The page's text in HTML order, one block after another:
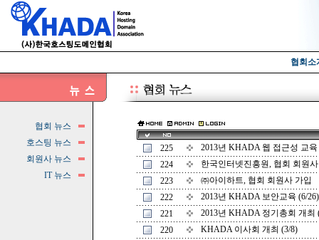
협회소
협회 뉴스
호스팅 뉴스
회원사 뉴스
IT 뉴스
225
2013년 KHADA 웹 접근성 교육
224
한국인터넷진흥원, 협회 회원
223
㈜아이하트, 협회 회원사 가입
222
2013년 KHADA 보안교육 (6/26)
221
2013년 KHADA 정기총회 개최
220
KHADA 이사회 개최 (3/8)